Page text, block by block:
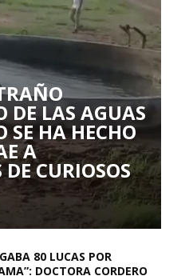
LAS AGUAS
SE HA HECHO
A
CURIOSOS
80 LUCAS POR
DOCTORA CORDERO